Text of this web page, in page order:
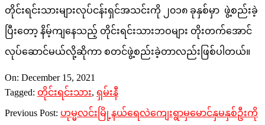
တိုင်းရင်းသားများလုပ်ငန်းရှင်အသင်းကို ၂၀၁၈ ခုနှစ်မှာ ဖွဲ့စည်းခဲ့
ပြီးတော့ နိမ့်ကျနေသည့် တိုင်းရင်းသားဘဝများ တိုးတက်အောင်
လုပ်ဆောင်မယ်လို့ဆိုကာ စတင်ဖွဲ့စည်းခဲ့တာလည်းဖြစ်ပါတယ်။​
2021-
12-
15
On: December 15, 2021
Tagged: တိုင်းရင်းသား, ရှမ်းနီ
Previous Post: ဟုမ္မလင်းမြို့နယ်ရေလဲကျေးရွာမှမောင်နှမနှစ်ဦးကို